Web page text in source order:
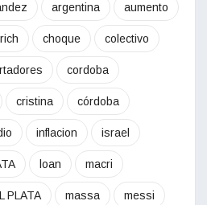
argentina aumento
choque colectivo
cordoba
cristina córdoba
inflacion israel
loan macri
PLATA massa messi